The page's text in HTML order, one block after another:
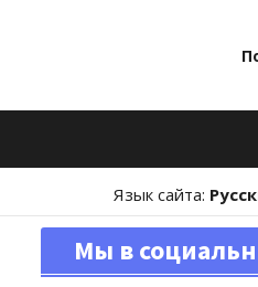
Язык сайта:
Мы в